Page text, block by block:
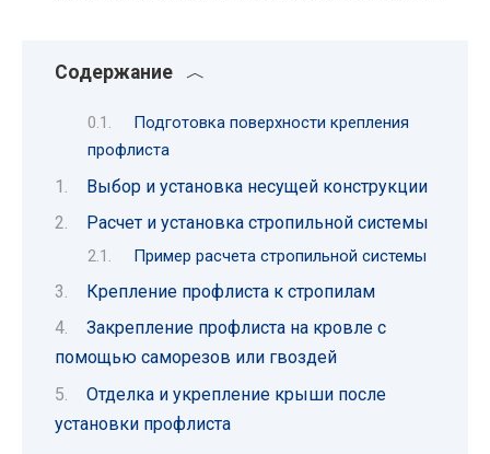
Содержание
Подготовка поверхности крепления
профлиста
Выбор и установка несущей конструкции
Расчет и установка стропильной системы
Пример расчета стропильной системы
Крепление профлиста к стропилам
Закрепление профлиста на кровле с
помощью саморезов или гвоздей
Отделка и укрепление крыши после
установки профлиста